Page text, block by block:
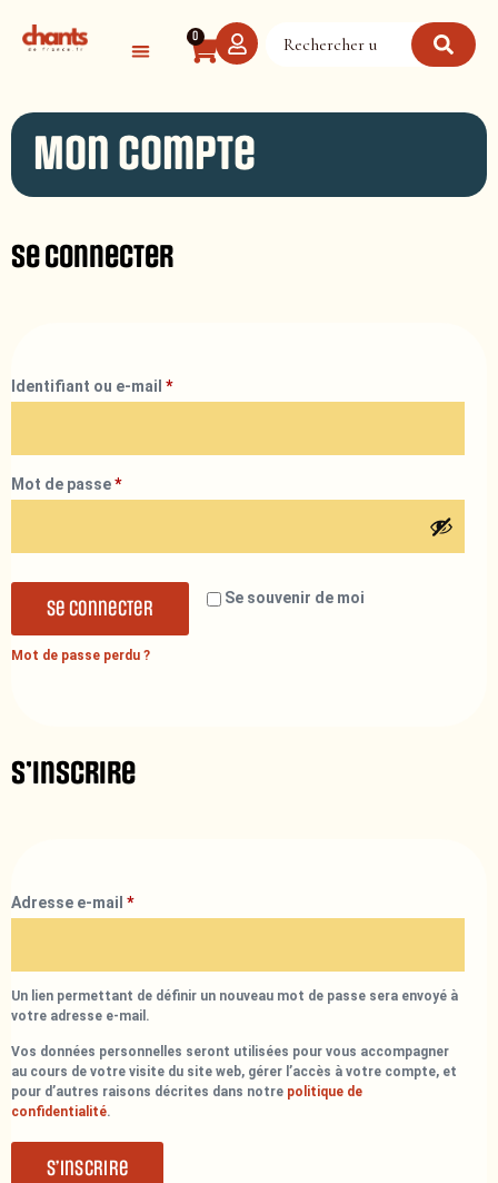
0
Mon compte
Se connecter
Identifiant ou e-mail *
Mot de passe*
Se souvenir de moi
Se connecter
Mot de passe perdu ?
S’inscrire
Adresse e-mail *
Un lien permettant de définir un nouveau mot de passe sera envoyé à
votre adresse e-mail.
Vos données personnelles seront utilisées pour vous accompagner
au cours de votre visite du site web, gérer l’accès à votre compte, et
pour d’autres raisons décrites dans notre politique de
confidentialité.
S’inscrire